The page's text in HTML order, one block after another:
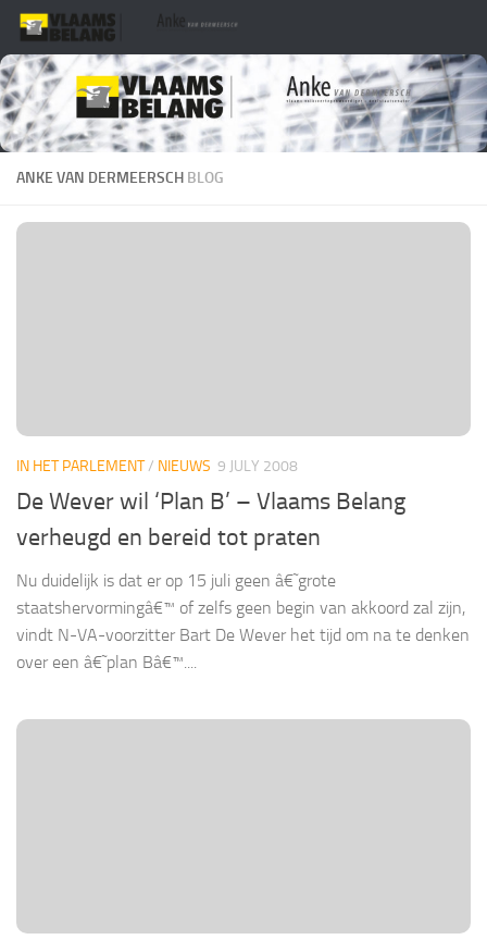
Skip to content
ANKE VAN DERMEERSCH BLOG
IN HET PARLEMENT/ NIEUWS 9 JULY 2008
De Wever wil ‘Plan B’ – Vlaams Belang
verheugd en bereid tot praten
Nu duidelijk is dat er op 15 juli geen â€˜grote
staatshervormingâ€™ of zelfs geen begin van akkoord zal zijn,
vindt N-VA-voorzitter Bart De Wever het tijd om na te denken
over een â€˜plan Bâ€™....